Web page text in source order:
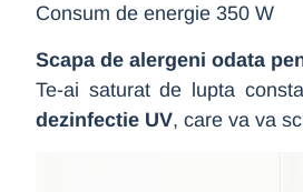
Consum de energie 350 W
Scapa de alergeni odata
Te-ai saturat de lupta
dezinfectie UV, care va va